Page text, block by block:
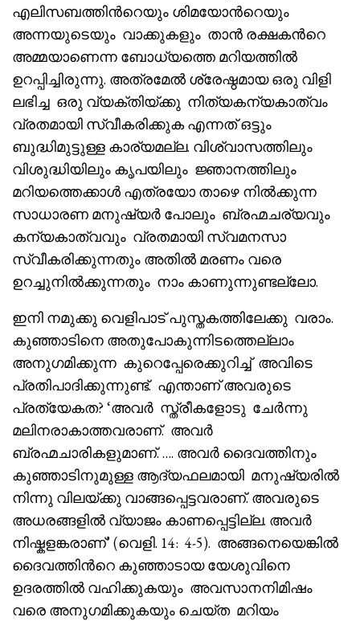
എലിസബത്തിൻറെയും ശിമയോൻറെയും
അന്നയുടെയും വാക്കുകളും താൻ രക്ഷകൻറെ
അമ്മയാണെന്ന ബോധ്യത്തെ മറിയത്തിൽ
ഉറപ്പിച്ചിരുന്നു. അത്രമേൽ ശ്രേഷ്ഠമായ ഒരു വിളി
ലഭിച്ച ഒരു വ്യക്തിയ്ക്കു നിത്യകന്യകാത്വം
വ്രതമായി സ്വീകരിക്കുക എന്നത് ഒട്ടും
ബുദ്ധിമുട്ടുള്ള കാര്യമല്ല. വിശ്വാസത്തിലും
വിശുദ്ധിയിലും കൃപയിലും ജ്ഞാനത്തിലും
മറിയത്തെക്കാൾ എത്രയോ താഴെ നിൽക്കുന്ന
സാധാരണ മനുഷ്യർ പോലും ബ്രഹ്മചര്യവും
കന്യകാത്വവും വ്രതമായി സ്വമനസാ
സ്വീകരിക്കുന്നതും അതിൽ മരണം വരെ
ഉറച്ചുനിൽക്കുന്നതും നാം കാണുന്നുണ്ടല്ലോ.
ഇനി നമുക്കു വെളിപാട് പുസ്തകത്തിലേക്കു വരാം.
കുഞ്ഞാടിനെ അതുപോകുന്നിടത്തെല്ലാം
അനുഗമിക്കുന്ന കുറെപ്പേരെക്കുറിച്ച് അവിടെ
പ്രതിപാദിക്കുന്നുണ്ട്. എന്താണ് അവരുടെ
പ്രത്യേകത? ‘അവർ സ്ത്രീകളോടു ചേർന്നു
മലിനരാകാത്തവരാണ്. അവർ
ബ്രഹ്മചാരികളുമാണ്. …. അവർ ദൈവത്തിനും
കുഞ്ഞാടിനുമുള്ള ആദ്യഫലമായി മനുഷ്യരിൽ
നിന്നു വിലയ്ക്കു വാങ്ങപ്പെട്ടവരാണ്. അവരുടെ
അധരങ്ങളിൽ വ്യാജം കാണപ്പെട്ടില്ല. അവർ
നിഷ്കളങ്കരാണ്’ (വെളി. 14: 4-5). അങ്ങനെയെങ്കിൽ
ദൈവത്തിൻറെ കുഞ്ഞാടായ യേശുവിനെ
ഉദരത്തിൽ വഹിക്കുകയും അവസാനനിമിഷം
വരെ അനുഗമിക്കുകയും ചെയ്ത മറിയം